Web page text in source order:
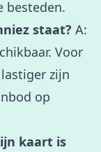
besteden.
staat? A:
Voor
zijn
op
kaart is